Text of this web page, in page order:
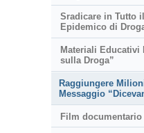
Sradicare in Tutto
Epidemico di
Materiali Educativi
sulla Droga”
Raggiungere
Messaggio
Film